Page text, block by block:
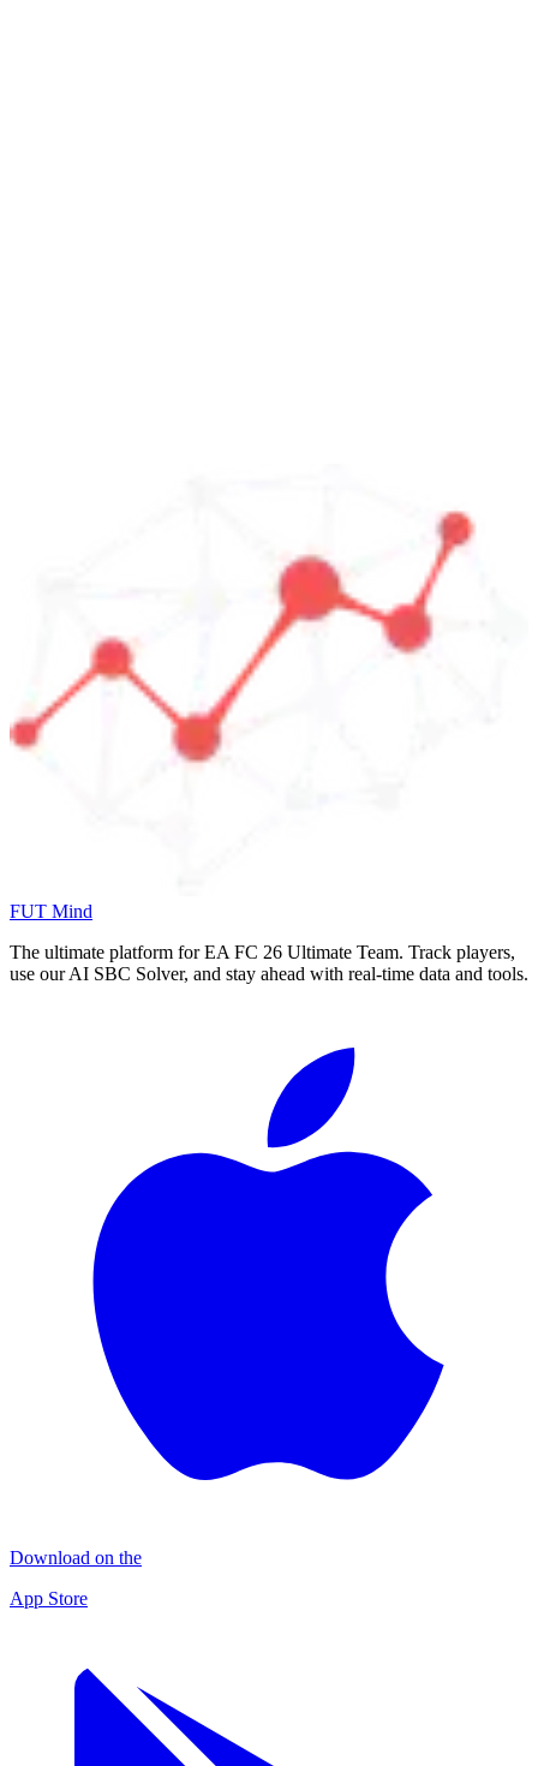
FUT Mind
The ultimate platform for EA FC 26 Ultimate Team. Track players,
use our AI SBC Solver, and stay ahead with real-time data and tools.
Download on the
App Store